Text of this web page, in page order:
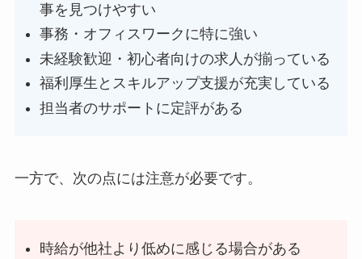
事を見つけやすい
事務・オフィスワークに特に強い
未経験歓迎・初心者向けの求人が揃っている
福利厚生とスキルアップ支援が充実している
担当者のサポートに定評がある
一方で、次の点には注意が必要です。
時給が他社より低めに感じる場合がある